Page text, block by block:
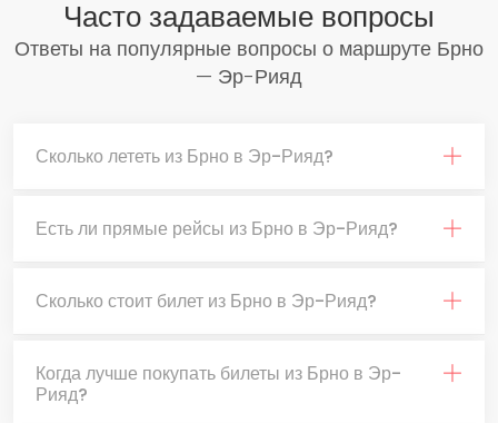
Часто задаваемые вопросы
Ответы на популярные вопросы о маршруте Брно
— Эр-Рияд
Сколько лететь из Брно в Эр-Рияд?
Есть ли прямые рейсы из Брно в Эр-Рияд?
Сколько стоит билет из Брно в Эр-Рияд?
Когда лучше покупать билеты из Брно в Эр-
Рияд?